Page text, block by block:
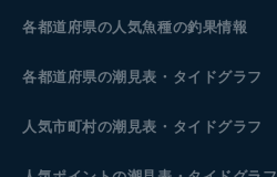
各都道府県の人気魚種の釣果情報
各都道府県の潮見表 ・タイドグラフ
人気市町村の潮見表・タイドグラフ